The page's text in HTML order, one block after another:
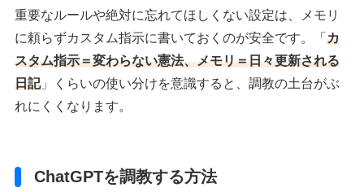
重要なルールや絶対に忘れてほしくない設定は、メモリ
に頼らずカスタム指示に書いておくのが安全です。「カ
スタム指示＝変わらない憲法、メモリ＝日々更新される
日記」くらいの使い分けを意識すると、調教の土台がぶ
れにくくなります。
ChatGPTを調教する方法